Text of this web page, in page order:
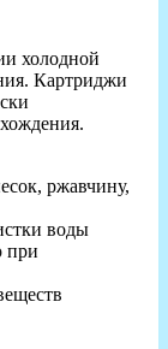
холодной
Картриджи
ржавчину,
воды
при